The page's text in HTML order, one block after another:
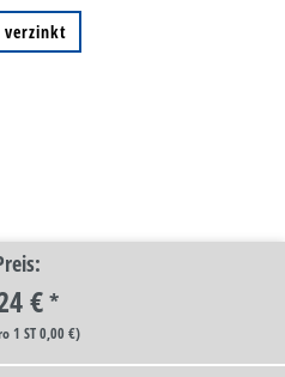
verzinkt
€*
1 ST 0,00 €)